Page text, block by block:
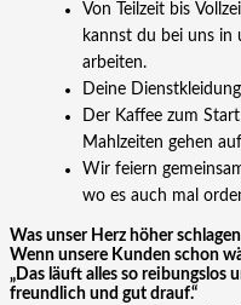
Von Teilzeit bis
kannst du bei uns in
arbeiten.
Deine
Der Kaffee zum
Mahlzeiten gehen
Wir feiern
wo es auch mal
Was unser Herz höher
Wenn unsere Kunden schon
„Das läuft alles so reibungslos
freundlich und gut drauf.“